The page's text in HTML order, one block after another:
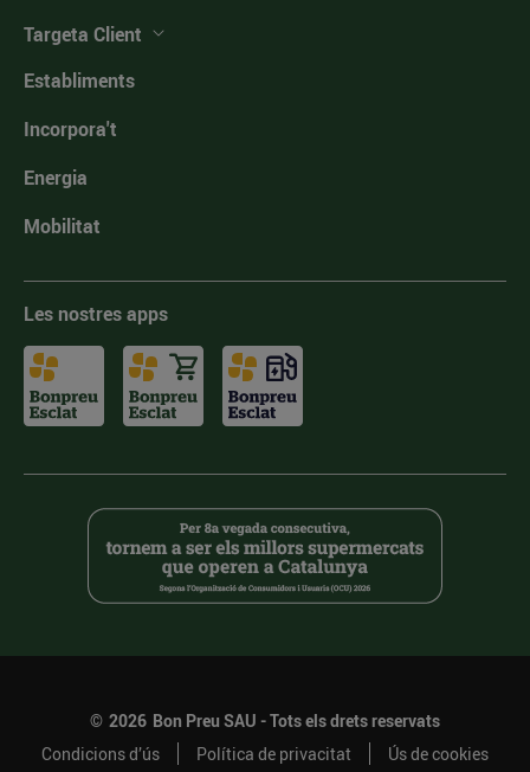
Targeta Client
Establiments
Incorpora't
Energia
Mobilitat
Les nostres apps
© 2026 Bon Preu SAU - Tots els drets reservats
Condicions d’ús
Política de privacitat Ús de cookies